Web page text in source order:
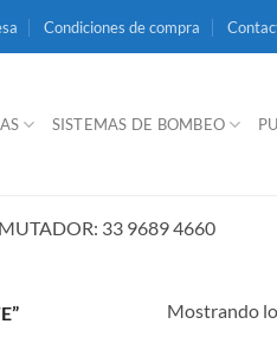
Condiciones de compra
SISTEMAS DE BOMBEO
33 9689 4660
Mostrando